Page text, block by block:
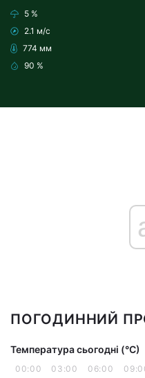
5 %
2.1 м/с
774 мм
90 %
ПОГОДИННИЙ
Температура сьогодні (°С)
00:00 03:00 06:00